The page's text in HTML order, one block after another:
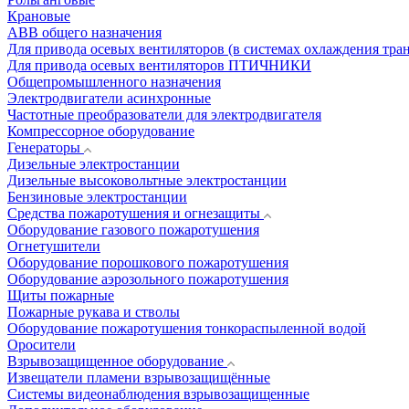
Крановые
АВВ общего назначения
Для привода осевых вентиляторов (в системах охлаждения
Для привода осевых вентиляторов ПТИЧНИКИ
Общепромышленного назначения
Электродвигатели асинхронные
Частотные преобразователи для электродвигателя
Компрессорное оборудование
Генераторы
Дизельные электростанции
Дизельные высоковольтные электростанции
Бензиновые электростанции
Средства пожаротушения и огнезащиты
Оборудование газового пожаротушения
Огнетушители
Оборудование порошкового пожаротушения
Оборудование аэрозольного пожаротушения
Щиты пожарные
Пожарные рукава и стволы
Оборудование пожаротушения тонкораспыленной водой
Оросители
Взрывозащищенное оборудование
Извещатели пламени взрывозащищённые
Системы видеонаблюдения взрывозащищенные